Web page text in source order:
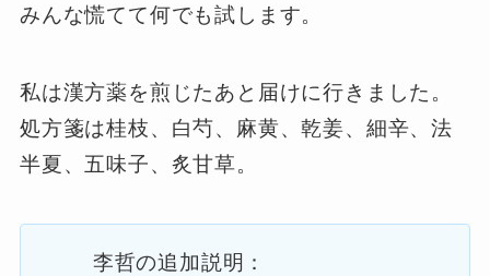
みんな慌てて何でも試します。
私は漢方薬を煎じたあと届けに行きました。
処方箋は桂枝、白芍、麻黄、乾姜、細辛、法
半夏、五味子、炙甘草。
李哲の追加説明：